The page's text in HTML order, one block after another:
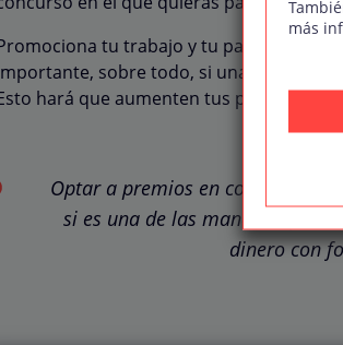
tu trabajo y tu participación
sobre todo, si una parte de
hará que aumenten tus
Optar a premios en concursos
si es una de las maneras que
dinero con
más